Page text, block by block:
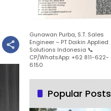
Gunawan Purba, S.T. Sales
Engineer – PT Daikin Applied
Solutions Indonesia 📞
CP/WhatsApp: +62 811-622-
6150
Popular Posts